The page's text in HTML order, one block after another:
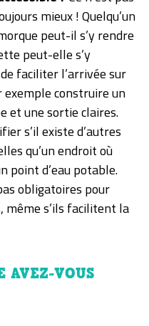
mieux ! Quelqu’un
peut-il s’y rendre
peut-elle s’y
faciliter l’arrivée sur
exemple construire un
et une sortie claires.
s’il existe d’autres
qu’un endroit où
point d’eau potable.
obligatoires pour
même s’ils facilitent la
AVEZ-VOUS